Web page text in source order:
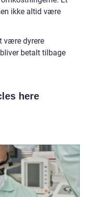
ikke altid være
være dyrere
betalt tilbage
here